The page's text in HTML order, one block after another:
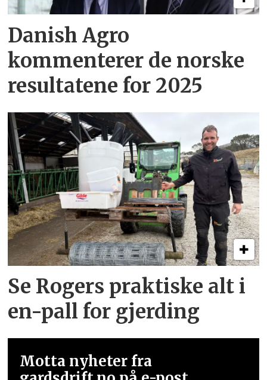
Danish Agro
kommenterer de norske
resultatene for 2025
Se Rogers praktiske alt i
en-pall for gjerding
Motta nyheter fra